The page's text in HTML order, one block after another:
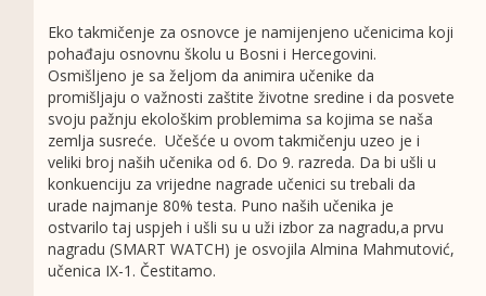
Eko takmičenje za osnovce je namijenjeno učenicima koji
pohađaju osnovnu školu u Bosni i Hercegovini.
Osmišljeno je sa željom da animira učenike da
promišljaju o važnosti zaštite životne sredine i da posvete
svoju pažnju ekološkim problemima sa kojima se naša
zemlja susreće. Učešće u ovom takmičenju uzeo je i
veliki broj naših učenika od 6. Do 9. razreda. Da bi ušli u
konkuenciju za vrijedne nagrade učenici su trebali da
urade najmanje 80% testa. Puno naših učenika je
ostvarilo taj uspjeh i ušli su u uži izbor za nagradu,a prvu
nagradu (SMART WATCH) je osvojila Almina Mahmutović,
učenica IX-1. Čestitamo.